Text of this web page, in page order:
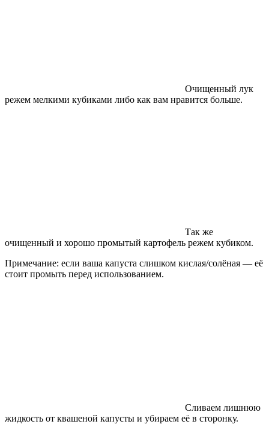
Очищенный лук
режем мелкими кубиками либо как вам нравится больше.
Так же
очищенный и хорошо промытый картофель режем кубиком.
Примечание: если ваша капуста слишком кислая/солёная — её
стоит промыть перед использованием.
Сливаем лишнюю
жидкость от квашеной капусты и убираем её в сторонку.